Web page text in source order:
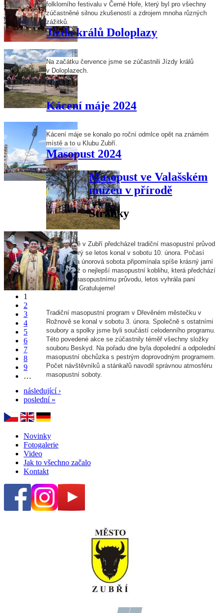
folklorního festivalu v Černé Hoře, který byl pro všechny
zúčastněné silnou zkušeností a zdrojem mnoha různých
zážitků.
Jízda králů Doloplazy
Na začátku července jsme se zúčastnili Jízdy králů
v Doloplazech.
Kácení máje 2024
Kácení máje se konalo po roční odmlce opět na známém
místě a to u Klubu Zubří.
Masopust 2024
Postní době v Zubří předcházel tradiční masopustní průvod
masek, který se letos konal v sobotu 10. února. Počasí
nám přálo a únorová sobota připomínala spíše krásný jarní
den. Soutěž o nejlepší masopustní koblihu, která předchází
každému masopustnímu průvodu, letos vyhrála paní
Proroková. Gratulujeme!
Masopust ve Valašském
muzeu v přírodě
Tradiční masopustní program v Dřevěném městečku v
Rožnově se konal v sobotu 3. února. Společně s ostatními
soubory a spolky jsme byli součástí celodenního programu.
Této povedené akce se zúčastnily téměř všechny složky
souboru Beskyd. Na pořadu dne byla dopolední a odpolední
masopustní obchůzka s pestrým doprovodným programem.
Počet návštěvníků a stánkařů navodil správnou atmosféru
masopustní soboty.
Stránky
1
2
3
4
5
6
7
8
9
…
následující ›
poslední »
Novinky
Fotogalerie
Video
Jak to všechno začalo
Kontakt